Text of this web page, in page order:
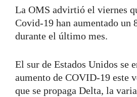
La OMS advirtió el viernes
Covid-19 han aumentado un
durante el último mes.
El sur de Estados Unidos se
aumento de COVID-19 este
que se propaga Delta, la